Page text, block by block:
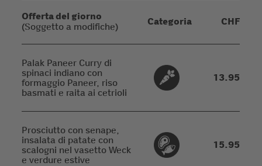
Offerta del giorno
(Soggetto a modifiche) Categoria CHF
Palak Paneer Curry di
spinaci indiano con
formaggio Paneer, riso
basmati e raita ai cetrioli
13.95
Prosciutto con senape,
insalata di patate con
scalogni nel vasetto Weck
e verdure estive
15.95